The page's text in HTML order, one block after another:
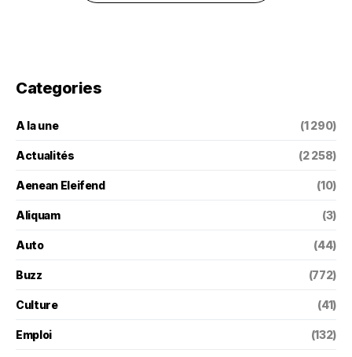
Categories
A la une (1 290)
Actualités (2 258)
Aenean Eleifend (10)
Aliquam (3)
Auto (44)
Buzz (772)
Culture (41)
Emploi (132)